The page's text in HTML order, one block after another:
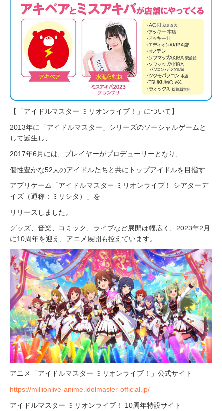
【「アイドルマスター ミリオンライブ！」について】
2013年に「アイドルマスター」シリーズのソーシャルゲームと
して誕生し、
2017年6月には、プレイヤーがプロデューサーとなり、
個性豊かな52人のアイドルたちと共にトップアイドルを目指す
アプリゲーム「アイドルマスター ミリオンライブ！ シアターデ
イズ（通称：ミリシタ）」を
リリースしました。
グッズ、音楽、コミック、ライブなど展開は幅広く、2023年2月
に10周年を迎え、アニメ展開も控えています。
アニメ「アイドルマスター ミリオンライブ！」公式サイト
https://millionlive-anime.idolmaster-official.jp/
アイドルマスター ミリオンライブ！ 10周年特設サイト